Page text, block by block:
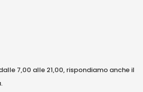
7,00 alle 21,00, rispondiamo anche il